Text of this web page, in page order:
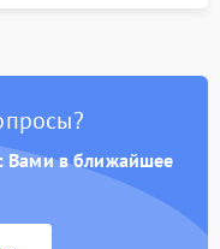
Вами в ближайшее